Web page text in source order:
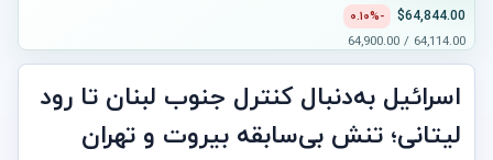
$64,844.00
-۰.۱۰%
64,114.00 / 64,900.00
اسرائیل به‌دنبال کنترل جنوب لبنان تا رود
لیتانی؛ تنش بی‌سابقه بیروت و تهران